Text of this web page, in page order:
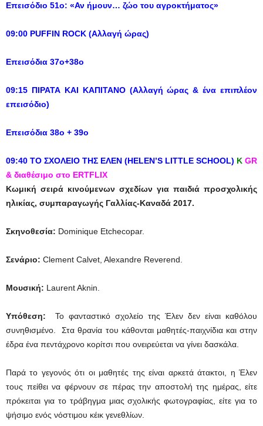
Επεισόδιο 51ο: «Αν ήμουν… ζώο του αγροκτήματος»
09:00 PUFFIN ROCK (Αλλαγή ώρας)
Επεισόδια 37ο+38ο
09:15 ΠΙΡΑΤΑ ΚΑΙ ΚΑΠΙΤΑΝΟ (Αλλαγή ώρας & ένα επιπλέον
επεισόδιο)
Επεισόδια 38ο + 39ο
09:40 ΤΟ ΣΧΟΛΕΙΟ ΤΗΣ ΕΛΕΝ (HELEN’S LITTLE SCHOOL) Κ GR
& διαθέσιμο στο ERTFLIX
Κωμική σειρά κινούμενων σχεδίων για παιδιά προσχολικής
ηλικίας, συμπαραγωγής Γαλλίας-Καναδά 2017.
Σκηνοθεσία: Dominique Etchecopar.
Σενάριο: Clement Calvet, Alexandre Reverend.
Μουσική: Laurent Aknin.
Υπόθεση: Το φανταστικό σχολείο της Έλεν δεν είναι καθόλου
συνηθισμένο. Στα θρανία του κάθονται μαθητές-παιχνίδια και στην
έδρα ένα πεντάχρονο κορίτσι που ονειρεύεται να γίνει δασκάλα.
Παρά το γεγονός ότι οι μαθητές της είναι αρκετά άτακτοι, η Έλεν
τους πείθει να φέρνουν σε πέρας την αποστολή της ημέρας, είτε
πρόκειται για το τράβηγμα μιας σχολικής φωτογραφίας, είτε για το
ψήσιμο ενός νόστιμου κέικ γενεθλίων.